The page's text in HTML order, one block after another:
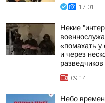
17:01
Некие
«помахать у
и через
09:14
Небо